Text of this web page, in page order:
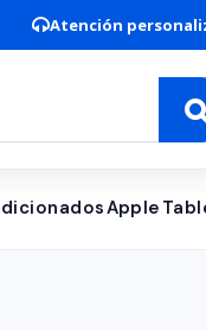
Atención
Apple